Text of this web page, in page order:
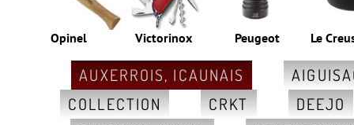
AUXERROIS, ICAUNAIS
COLLECTION
CRKT
DEEJO
Peugeot Le
Victorinox
Opinel